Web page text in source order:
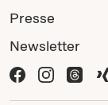
Presse
Newsletter